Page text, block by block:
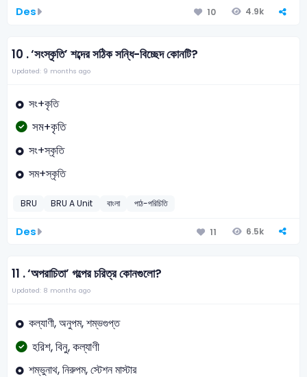
Des 10 4.9k
10 .‘সংস্কৃতি’ শব্দের সঠিক সন্ধি-বিচ্ছেদ কোনটি?
Updated: 9 months ago
সং+কৃতি
সম+কৃতি
সং+স্কৃতি
সম+স্কৃতি
BRU BRU A Unit বাংলা পাঠ-পরিচিতি
Des 11 6.5k
11 .‘অপরাচিতা’ গল্পের চরিত্র কোনগুলো?
Updated: 8 months ago
কল্যাণী, অনুপম, শম্ভগুপ্ত
হরিশ, বিনু, কল্যাণী
শম্ভুনাথ, নিরুপম, স্টেশন মাস্টার